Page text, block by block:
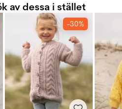
av dessa i stället
-30%